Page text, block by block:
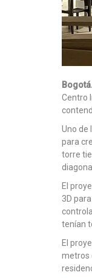
Centro
Uno de
para
torre
El
3D
tenían
El
metros